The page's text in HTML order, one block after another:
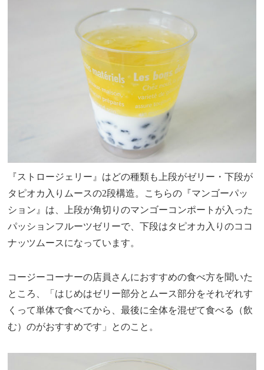
『ストロージェリー』はどの種類も上段がゼリー・下段が
タピオカ入りムースの2段構造。こちらの『マンゴーパッ
ション』は、上段が角切りのマンゴーコンポートが入った
パッションフルーツゼリーで、下段はタピオカ入りのココ
ナッツムースになっています。
コージーコーナーの店員さんにおすすめの食べ方を聞いた
ところ、「はじめはゼリー部分とムース部分をそれぞれす
くって単体で食べてから、最後に全体を混ぜて食べる（飲
む）のがおすすめです」とのこと。